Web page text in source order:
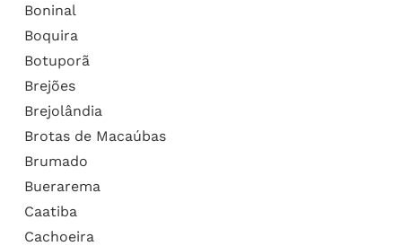
Boninal
Boquira
Botuporã
Brejões
Brejolândia
Brotas de Macaúbas
Brumado
Buerarema
Caatiba
Cachoeira